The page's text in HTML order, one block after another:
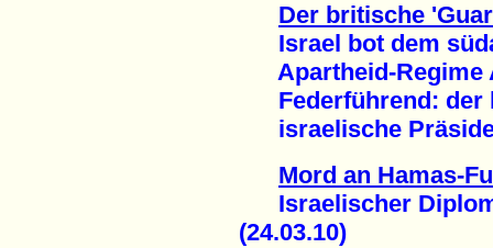
Der britische
Israel bot dem
Apartheid-Regime
Federführend: der
israelische
Mord an Hamas-
Israelischer
(24.03.10)